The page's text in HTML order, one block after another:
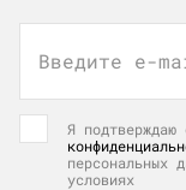
Введите e-
Я подтверждаю
персональных
условиях